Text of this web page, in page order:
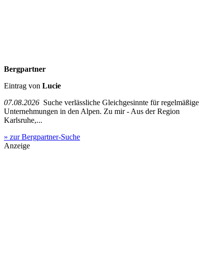
Bergpartner
Eintrag von Lucie
07.08.2026 Suche verlässliche Gleichgesinnte für regelmäßige
Unternehmungen in den Alpen. Zu mir - Aus der Region
Karlsruhe,...
» zur Bergpartner-Suche
Anzeige